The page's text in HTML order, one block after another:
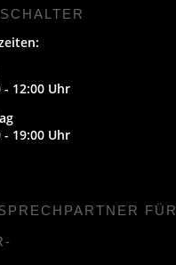
12:00 Uhr
19:00 Uhr
FÜR